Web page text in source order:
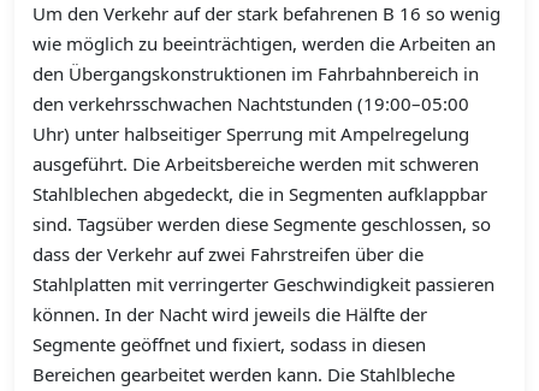
Um den Verkehr auf der stark befahrenen B 16 so wenig
wie möglich zu beeinträchtigen, werden die Arbeiten an
den Übergangskonstruktionen im Fahrbahnbereich in
den verkehrsschwachen Nachtstunden (19:00–05:00
Uhr) unter halbseitiger Sperrung mit Ampelregelung
ausgeführt. Die Arbeitsbereiche werden mit schweren
Stahlblechen abgedeckt, die in Segmenten aufklappbar
sind. Tagsüber werden diese Segmente geschlossen, so
dass der Verkehr auf zwei Fahrstreifen über die
Stahlplatten mit verringerter Geschwindigkeit passieren
können. In der Nacht wird jeweils die Hälfte der
Segmente geöffnet und fixiert, sodass in diesen
Bereichen gearbeitet werden kann. Die Stahlbleche